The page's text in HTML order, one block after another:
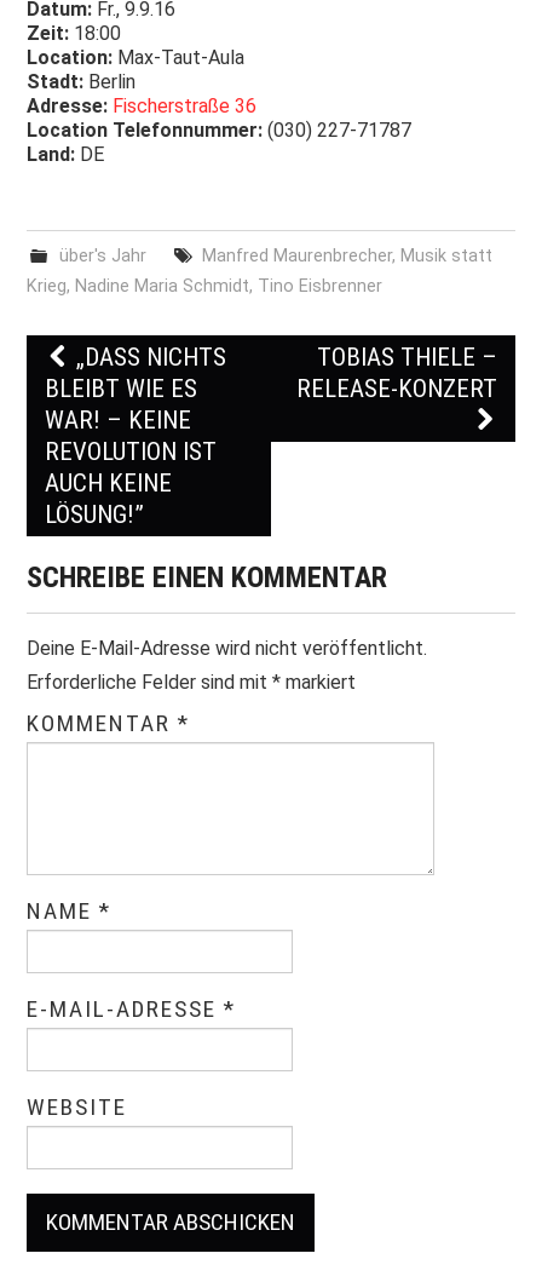
Datum: Fr., 9.9.16
Zeit: 18:00
Location: Max-Taut-Aula
Stadt: Berlin
Adresse: Fischerstraße 36
Location Telefonnummer: (030) 227-71787
Land: DE
über's Jahr Manfred Maurenbrecher, Musik statt
Krieg, Nadine Maria Schmidt, Tino Eisbrenner
Post navigation
„DASS NICHTS
BLEIBT WIE ES
WAR! – KEINE
REVOLUTION IST
AUCH KEINE
LÖSUNG!”
TOBIAS THIELE –
RELEASE-KONZERT
SCHREIBE EINEN KOMMENTAR
Deine E-Mail-Adresse wird nicht veröffentlicht.
Erforderliche Felder sind mit* markiert
KOMMENTAR*
NAME*
E-MAIL-ADRESSE*
WEBSITE